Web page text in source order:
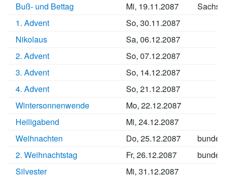
Buß- und Bettag
Mi, 19.11.2087
1. Advent
So, 30.11.2087
Nikolaus
Sa, 06.12.2087
2. Advent
So, 07.12.2087
3. Advent
So, 14.12.2087
4. Advent
So, 21.12.2087
Wintersonnenwende
Mo, 22.12.2087
Heiligabend
Mi, 24.12.2087
Weihnachten
Do, 25.12.2087
2. Weihnachtstag
Fr, 26.12.2087
Silvester
Mi, 31.12.2087